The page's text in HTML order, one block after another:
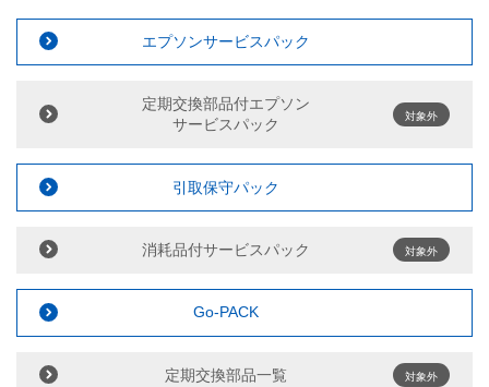
エプソンサービスパック
定期交換部品付エプソン
サービスパック
対象外
引取保守パック
消耗品付サービスパック 対象外
Go-PACK
定期交換部品一覧 対象外